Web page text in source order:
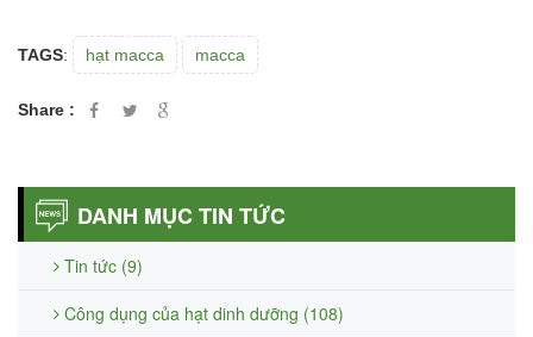
TAGS: hạt macca macca
Share :
DANH MỤC TIN TỨC
Tin tức (9)
Công dụng của hạt dinh dưỡng (108)